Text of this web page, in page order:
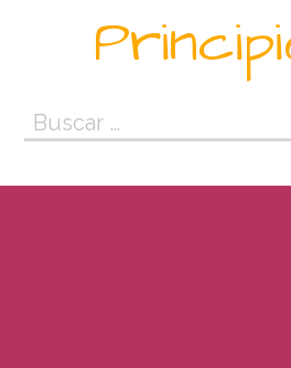
Buscar: